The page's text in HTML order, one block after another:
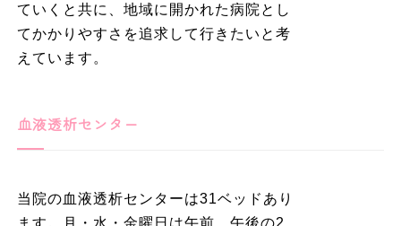
ていくと共に、地域に開かれた病院とし
てかかりやすさを追求して行きたいと考
えています。
血液透析センター
当院の血液透析センターは31ベッドあり
ます。月・水・金曜日は午前、午後の2